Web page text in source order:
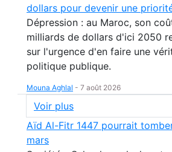
dollars pour devenir une
Dépression : au Maroc, son
milliards de dollars d'ici 2050
sur l'urgence d'en faire une
politique publique.
Mouna Aghlal - 7 août 2026
Voir plus
Aïd Al-Fitr 1447 pourrait
mars